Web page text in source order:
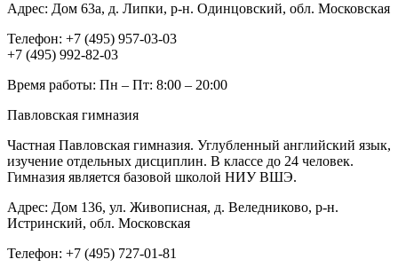
Адрес: Дом 63а, д. Липки, р-н. Одинцовский, обл. Московская
Телефон: +7 (495) 957-03-03
+7 (495) 992-82-03
Время работы: Пн – Пт: 8:00 – 20:00
Павловская гимназия
Частная Павловская гимназия. Углубленный английский язык,
изучение отдельных дисциплин. В классе до 24 человек.
Гимназия является базовой школой НИУ ВШЭ.
Адрес: Дом 136, ул. Живописная, д. Веледниково, р-н.
Истринский, обл. Московская
Телефон: +7 (495) 727-01-81